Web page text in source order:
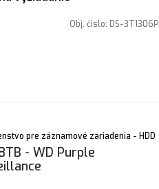
Obj. čislo: DS-3T1306P-SI/HS
pre záznamové zariadenia - HDD
- WD Purple